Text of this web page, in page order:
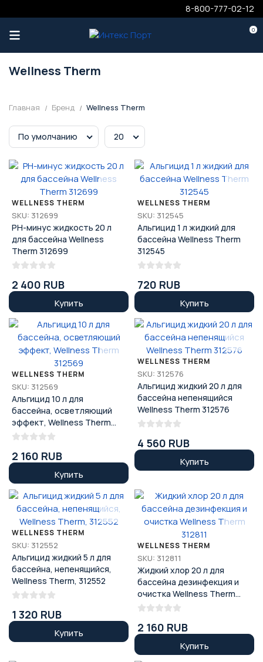
8-800-777-02-12
0
Wellness Therm
Главная Бренд Wellness Therm
По умолчанию 20
WELLNESS THERM
SKU: 312699
PH-минус жидкость 20 л
для бассейна Wellness
Therm 312699
2 400 RUB
Купить
WELLNESS THERM
SKU: 312545
Альгицид 1 л жидкий для
бассейна Wellness Therm
312545
720 RUB
Купить
WELLNESS THERM
SKU: 312569
Альгицид 10 л для
бассейна, осветляющий
эффект, Wellness Therm
312569
2 160 RUB
Купить
WELLNESS THERM
SKU: 312576
Альгицид жидкий 20 л для
бассейна непенящийся
Wellness Therm 312576
4 560 RUB
Купить
WELLNESS THERM
SKU: 312552
Альгицид жидкий 5 л для
бассейна, непенящийся,
Wellness Therm, 312552
1 320 RUB
Купить
WELLNESS THERM
SKU: 312811
Жидкий хлор 20 л для
бассейна дезинфекция и
очистка Wellness Therm
312811
2 160 RUB
Купить